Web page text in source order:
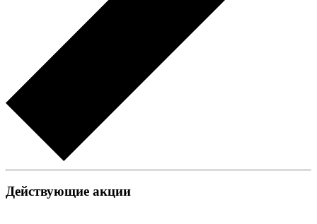
Действующие акции